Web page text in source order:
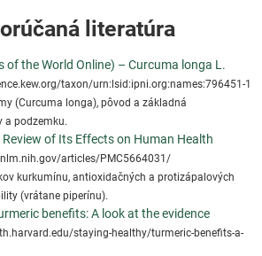
literatúra
of the World Online) – Curcuma longa L.
taxon/urn:lsid:ipni.org:names:796451-1
(Curcuma longa), pôvod a základná
a podzemku.
Review of Its Effects on Human Health
articles/PMC5664031/
kurkumínu, antioxidačných a protizápalových
(vrátane piperínu).
benefits: A look at the evidence
staying-healthy/turmeric-benefits-a-